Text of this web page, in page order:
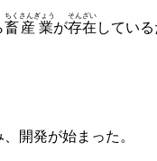
畜
ちく
産業
さんぎょう
が存
そん
在
ざい
している
、開発が始まった。